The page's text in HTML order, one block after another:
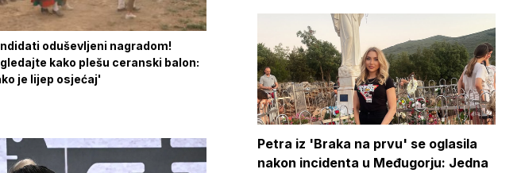
oduševljeni nagradom!
kako plešu ceranski balon:
je lijep osjećaj'
Petra iz 'Braka na prvu' se oglasila
nakon incidenta u Međugorju: Jedna